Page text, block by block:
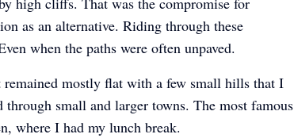
as an alternative. Riding through these
when the paths were often unpaved.
remained mostly flat with a few small hills that I
through small and larger towns. The most famous
where I had my lunch break.